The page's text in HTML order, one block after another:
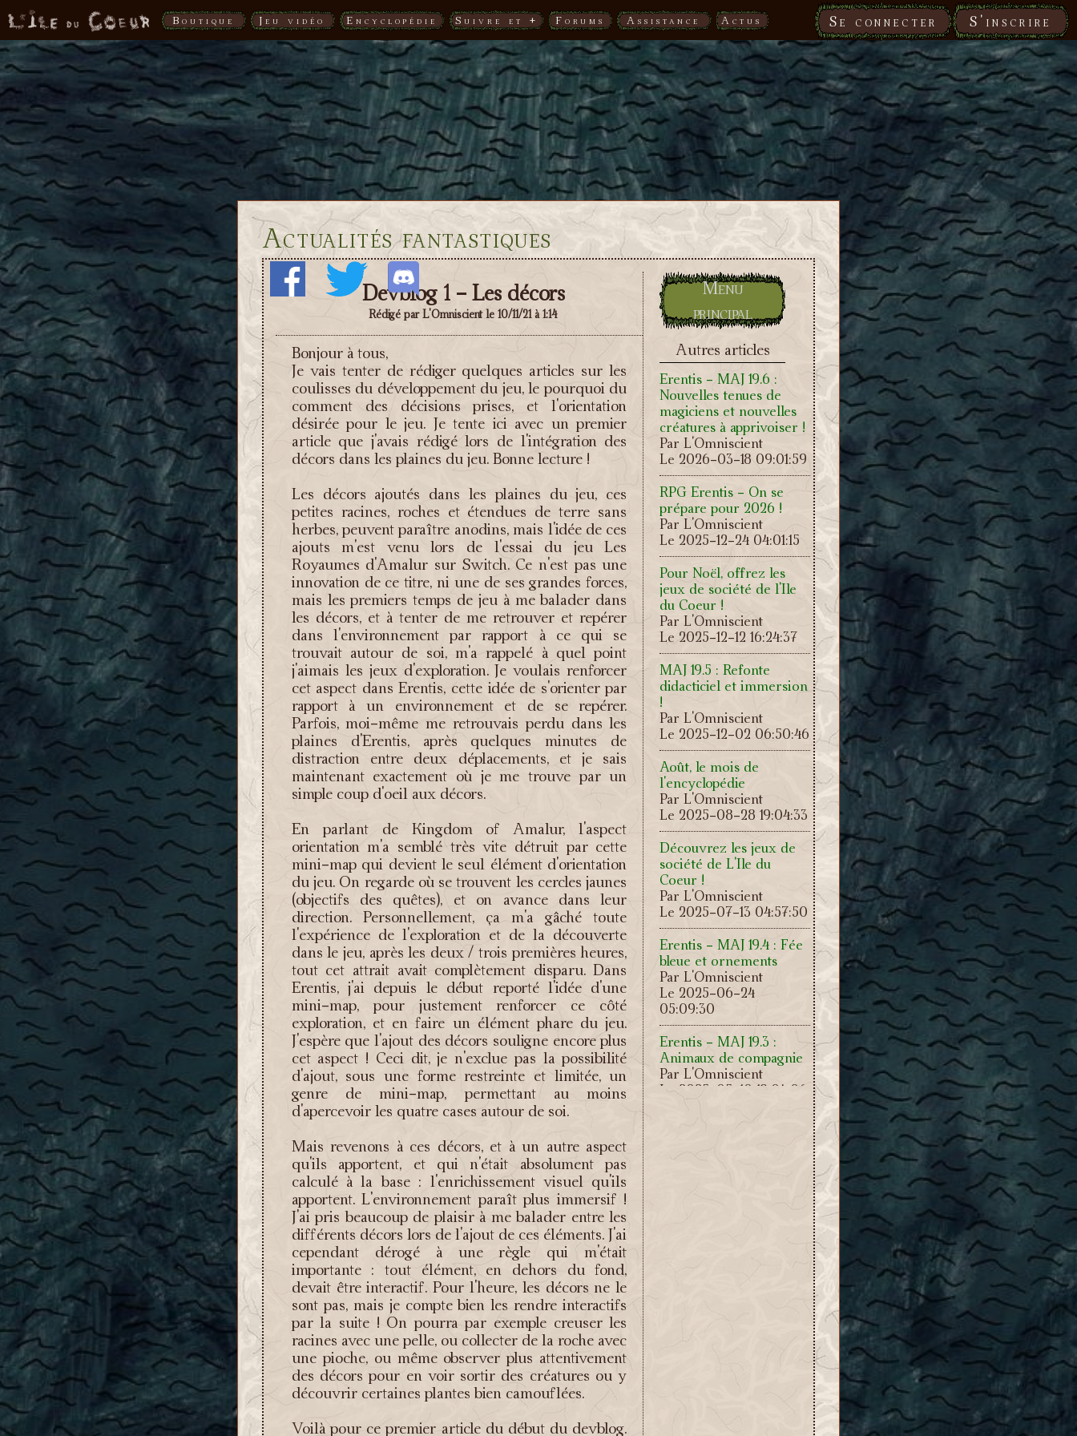
Boutique Jeu vidéo Encyclopédie Suivre et + Forums Assistance Actus S'inscrire
Se connecter
Actualités fantastiques
Devblog 1 - Les décors
Rédigé par L'Omniscient le 10/11/21 à 1:14
Bonjour à tous,
Je vais tenter de rédiger quelques articles sur les
coulisses du développement du jeu, le pourquoi du
comment des décisions prises, et l'orientation
désirée pour le jeu. Je tente ici avec un premier
article que j'avais rédigé lors de l'intégration des
décors dans les plaines du jeu. Bonne lecture !
Les décors ajoutés dans les plaines du jeu, ces
petites racines, roches et étendues de terre sans
herbes, peuvent paraître anodins, mais l'idée de ces
ajouts m'est venu lors de l'essai du jeu Les
Royaumes d'Amalur sur Switch. Ce n'est pas une
innovation de ce titre, ni une de ses grandes forces,
mais les premiers temps de jeu à me balader dans
les décors, et à tenter de me retrouver et repérer
dans l'environnement par rapport à ce qui se
trouvait autour de soi, m'a rappelé à quel point
j'aimais les jeux d'exploration. Je voulais renforcer
cet aspect dans Erentis, cette idée de s'orienter par
rapport à un environnement et de se repérer.
Parfois, moi-même me retrouvais perdu dans les
plaines d'Erentis, après quelques minutes de
distraction entre deux déplacements, et je sais
maintenant exactement où je me trouve par un
simple coup d'oeil aux décors.
En parlant de Kingdom of Amalur, l'aspect
orientation m'a semblé très vite détruit par cette
mini-map qui devient le seul élément d'orientation
du jeu. On regarde où se trouvent les cercles jaunes
(objectifs des quêtes), et on avance dans leur
direction. Personnellement, ça m'a gâché toute
l'expérience de l'exploration et de la découverte
dans le jeu, après les deux / trois premières heures,
tout cet attrait avait complètement disparu. Dans
Erentis, j'ai depuis le début reporté l'idée d'une
mini-map, pour justement renforcer ce côté
exploration, et en faire un élément phare du jeu.
J'espère que l'ajout des décors souligne encore plus
cet aspect ! Ceci dit, je n'exclue pas la possibilité
d'ajout, sous une forme restreinte et limitée, un
genre de mini-map, permettant au moins
d'apercevoir les quatre cases autour de soi.
Mais revenons à ces décors, et à un autre aspect
qu'ils apportent, et qui n'était absolument pas
calculé à la base : l'enrichissement visuel qu'ils
apportent. L'environnement paraît plus immersif !
J'ai pris beaucoup de plaisir à me balader entre les
différents décors lors de l'ajout de ces éléments. J'ai
cependant dérogé à une règle qui m'était
importante : tout élément, en dehors du fond,
devait être interactif. Pour l'heure, les décors ne le
sont pas, mais je compte bien les rendre interactifs
par la suite ! On pourra par exemple creuser les
racines avec une pelle, ou collecter de la roche avec
une pioche, ou même observer plus attentivement
des décors pour en voir sortir des créatures ou y
découvrir certaines plantes bien camouflées.
Voilà pour ce premier article du début du devblog.
Menu
principal
Autres articles
Erentis - MAJ 19.6 :
Nouvelles tenues de
magiciens et nouvelles
créatures à apprivoiser !
Par L'Omniscient
Le 2026-03-18 09:01:59
RPG Erentis - On se
prépare pour 2026 !
Par L'Omniscient
Le 2025-12-24 04:01:15
Pour Noël, offrez les
jeux de société de l'Ile
du Coeur !
Par L'Omniscient
Le 2025-12-12 16:24:37
MAJ 19.5 : Refonte
didacticiel et immersion
!
Par L'Omniscient
Le 2025-12-02 06:50:46
Août, le mois de
l'encyclopédie
Par L'Omniscient
Le 2025-08-28 19:04:33
Découvrez les jeux de
société de L'Ile du
Coeur !
Par L'Omniscient
Le 2025-07-13 04:57:50
Erentis - MAJ 19.4 : Fée
bleue et ornements
Par L'Omniscient
Le 2025-06-24
05:09:30
Erentis - MAJ 19.3 :
Animaux de compagnie
Par L'Omniscient
Le 2025-05-10 19:04:06